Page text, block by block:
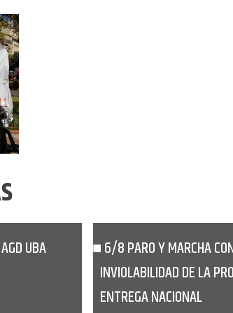
UBA
6/8 PARO Y MARCHA
INVIOLABILIDAD DE LA
ENTREGA NACIONAL